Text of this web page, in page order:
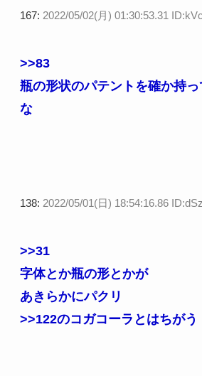
167: 2022/05/02(月) 01:30:53.31
>>83
瓶の形状のパテントを確か持
な
138: 2022/05/01(日) 18:54:16.86
>>31
字体とか瓶の形とかが
あきらかにパクリ
>>122のコガコーラとはちがう